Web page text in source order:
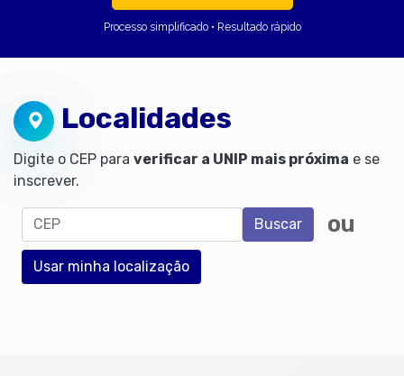
Processo simplificado • Resultado rápido
Localidades
Digite o CEP para verificar a UNIP mais próxima e se
inscrever.
CEP Buscar ou
Usar minha localização